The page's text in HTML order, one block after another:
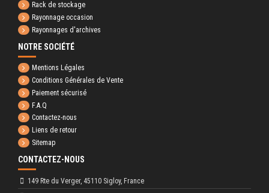
Rack de stockage
Rayonnage occasion
Rayonnages d'archives
NOTRE SOCIÉTÉ
Mentions Légales
Conditions Générales de Vente
Paiement sécurisé
F.A.Q
Contactez-nous
Liens de retour
Sitemap
CONTACTEZ-NOUS
149 Rte du Verger, 45110 Sigloy, France